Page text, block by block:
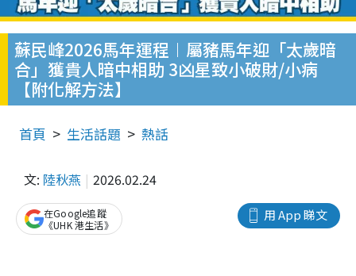
蘇民峰2026馬年運程︱屬豬馬年迎「太歲暗
合」獲貴人暗中相助 3凶星致小破財/小病
【附化解方法】
首頁 生活話題 熱話
文: 陸秋燕 2026.02.24
用 App 睇文
在Google追蹤
《UHK 港生活》